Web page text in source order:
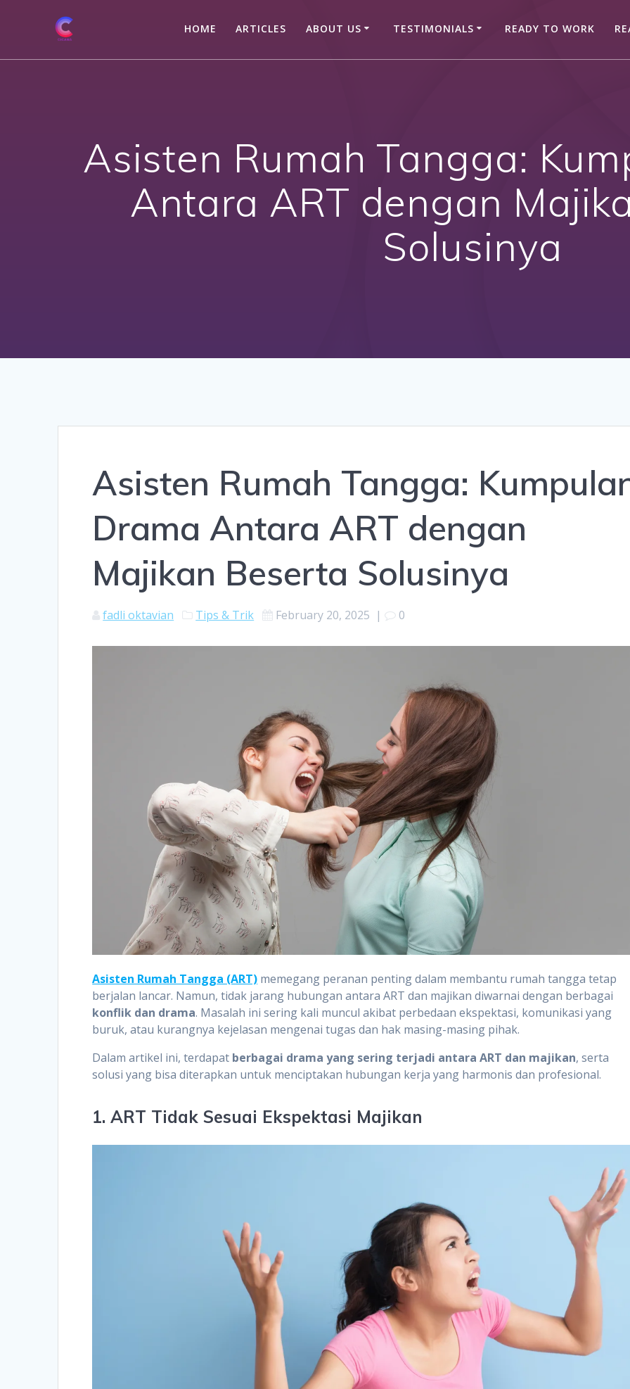
HOME ARTICLES ABOUT US TESTIMONIALS READY TO WORK
Asisten Rumah Tangga:
Antara ART dengan
Solusinya
Asisten Rumah Tangga:
Drama Antara ART dengan
Majikan Beserta Solusinya
fadli oktavian Tips & Trik February 20, 2025 | 0
Asisten Rumah Tangga (ART) memegang peranan penting dalam membantu rumah tangga tetap
berjalan lancar. Namun, tidak jarang hubungan antara ART dan majikan diwarnai dengan berbagai
konflik dan drama. Masalah ini sering kali muncul akibat perbedaan ekspektasi, komunikasi yang
buruk, atau kurangnya kejelasan mengenai tugas dan hak masing-masing pihak.
Dalam artikel ini, terdapat berbagai drama yang sering terjadi antara ART dan majikan, serta
solusi yang bisa diterapkan untuk menciptakan hubungan kerja yang harmonis dan profesional.
1. ART Tidak Sesuai Ekspektasi Majikan